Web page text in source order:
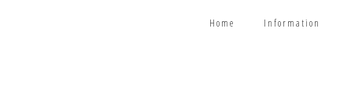
Home Information